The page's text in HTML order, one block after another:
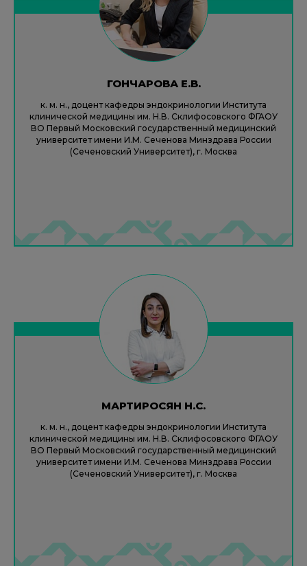
ГОНЧАРОВА Е.В.
к. м. н., доцент кафедры эндокринологии Института
клинической медицины им. Н.В. Склифосовского ФГАОУ
ВО Первый Московский государственный медицинский
университет имени И.М. Сеченова Минздрава России
(Сеченовский Университет), г. Москва
МАРТИРОСЯН Н.С.
к. м. н., доцент кафедры эндокринологии Института
клинической медицины им. Н.В. Склифосовского ФГАОУ
ВО Первый Московский государственный медицинский
университет имени И.М. Сеченова Минздрава России
(Сеченовский Университет), г. Москва